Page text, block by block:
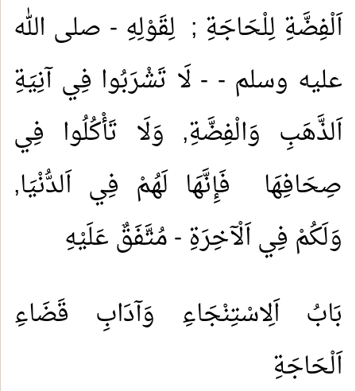
اَلْفِضَّةِ لِلْحَاجَةِ ; لِقَوْلِهِ - صلى الله
عليه وسلم - - لَا تَشْرَبُوا فِي آنِيَةِ
اَلذَّهَبِ وَالْفِضَّةِ, وَلَا تَأْكُلُوا فِي
صِحَافِهَا فَإِنَّهَا لَهُمْ فِي اَلدُّنْيَا,
وَلَكُمْ فِي اَلْآخِرَةِ - مُتَّفَقٌ عَلَيْهِ
بَابُ اَلِاسْتِنْجَاءِ وَآدَابِ قَضَاءِ
اَلْحَاجَةِ